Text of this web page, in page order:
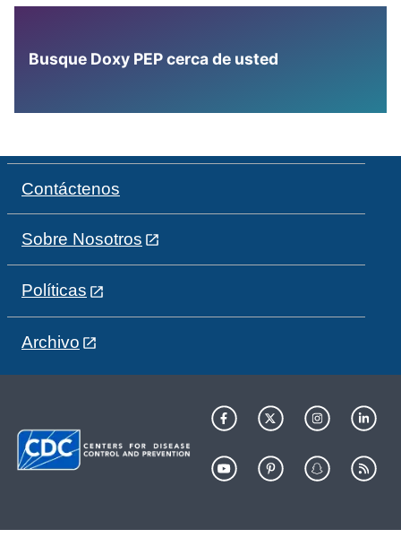
Busque Doxy PEP cerca de usted
Contáctenos
Sobre Nosotros
Políticas
Archivo